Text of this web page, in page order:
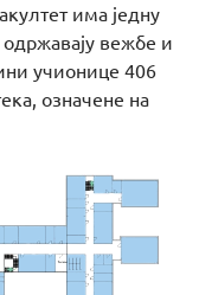
има једну
одржавају вежбе и
учионице 406
означене на